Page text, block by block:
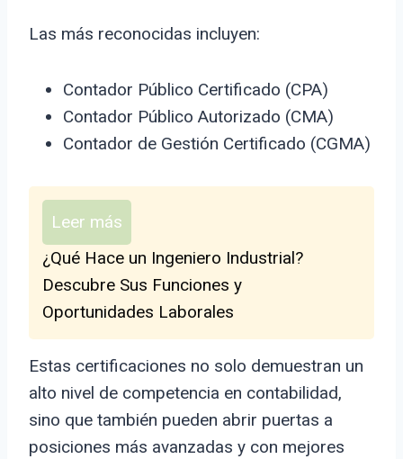
Las más reconocidas incluyen:
Contador Público Certificado (CPA)
Contador Público Autorizado (CMA)
Contador de Gestión Certificado (CGMA)
Leer más
¿Qué Hace un Ingeniero Industrial?
Descubre Sus Funciones y
Oportunidades Laborales
Estas certificaciones no solo demuestran un
alto nivel de competencia en contabilidad,
sino que también pueden abrir puertas a
posiciones más avanzadas y con mejores